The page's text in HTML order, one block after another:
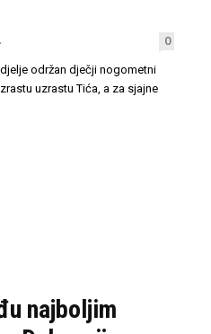
0
održan dječji nogometni
uzrastu Tića, a za sjajne
najboljim